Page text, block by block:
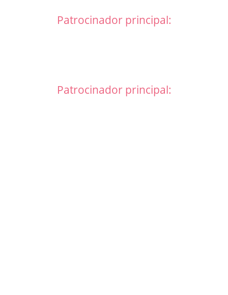
Patrocinador principal:
Patrocinador principal: